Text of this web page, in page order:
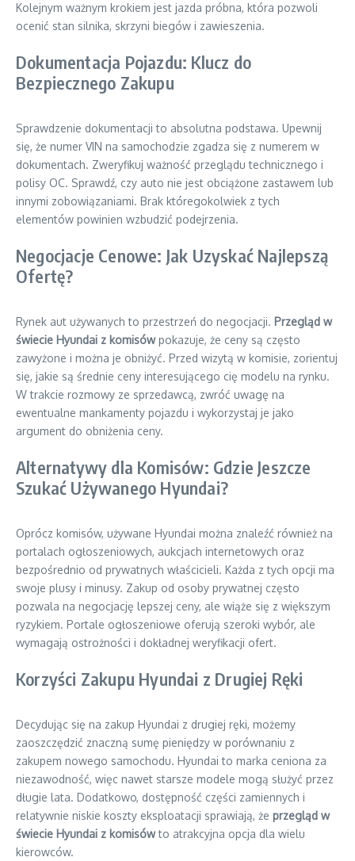
Kolejnym ważnym krokiem jest jazda próbna, która pozwoli
ocenić stan silnika, skrzyni biegów i zawieszenia.
Dokumentacja Pojazdu: Klucz do
Bezpiecznego Zakupu
Sprawdzenie dokumentacji to absolutna podstawa. Upewnij
się, że numer VIN na samochodzie zgadza się z numerem w
dokumentach. Zweryfikuj ważność przeglądu technicznego i
polisy OC. Sprawdź, czy auto nie jest obciążone zastawem lub
innymi zobowiązaniami. Brak któregokolwiek z tych
elementów powinien wzbudzić podejrzenia.
Negocjacje Cenowe: Jak Uzyskać Najlepszą
Ofertę?
Rynek aut używanych to przestrzeń do negocjacji. Przegląd w
świecie Hyundai z komisówpokazuje, że ceny są często
zawyżone i można je obniżyć. Przed wizytą w komisie, zorientuj
się, jakie są średnie ceny interesującego cię modelu na rynku.
W trakcie rozmowy ze sprzedawcą, zwróć uwagę na
ewentualne mankamenty pojazdu i wykorzystaj je jako
argument do obniżenia ceny.
Alternatywy dla Komisów: Gdzie Jeszcze
Szukać Używanego Hyundai?
Oprócz komisów, używane Hyundai można znaleźć również na
portalach ogłoszeniowych, aukcjach internetowych oraz
bezpośrednio od prywatnych właścicieli. Każda z tych opcji ma
swoje plusy i minusy. Zakup od osoby prywatnej często
pozwala na negocjację lepszej ceny, ale wiąże się z większym
ryzykiem. Portale ogłoszeniowe oferują szeroki wybór, ale
wymagają ostrożności i dokładnej weryfikacji ofert.
Korzyści Zakupu Hyundai z Drugiej Ręki
Decydując się na zakup Hyundai z drugiej ręki, możemy
zaoszczędzić znaczną sumę pieniędzy w porównaniu z
zakupem nowego samochodu. Hyundai to marka ceniona za
niezawodność, więc nawet starsze modele mogą służyć przez
długie lata. Dodatkowo, dostępność części zamiennych i
relatywnie niskie koszty eksploatacji sprawiają, że przegląd w
świecie Hyundai z komisówto atrakcyjna opcja dla wielu
kierowców.